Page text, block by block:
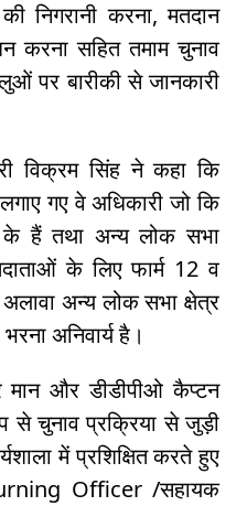
निगरानी करना, मतदान
करना सहित तमाम चुनाव
पर बारीकी से जानकारी
विक्रम सिंह ने कहा कि
गए वे अधिकारी जो कि
के हैं तथा अन्य लोक सभा
के लिए फार्म 12 व
अन्य लोक सभा क्षेत्र
अनिवार्य है।
मान और डीडीपीओ कैप्टन
से चुनाव प्रक्रिया से जुड़ी
में प्रशिक्षित करते हुए
Officer /सहायक